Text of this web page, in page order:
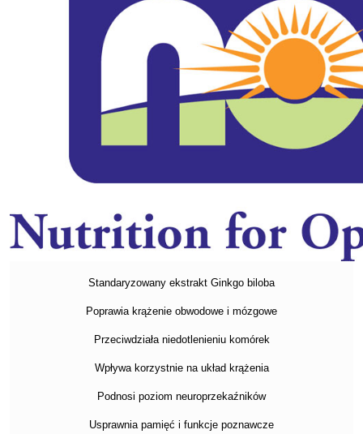
Standaryzowany ekstrakt Ginkgo biloba
Poprawia krążenie obwodowe i mózgowe
Przeciwdziała niedotlenieniu komórek
Wpływa korzystnie na układ krążenia
Podnosi poziom neuroprzekaźników
Usprawnia pamięć i funkcje poznawcze